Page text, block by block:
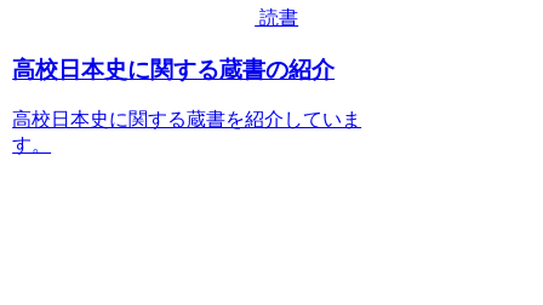
読書
高校日本史に関する蔵書の紹介
高校日本史に関する蔵書を紹介していま
す。